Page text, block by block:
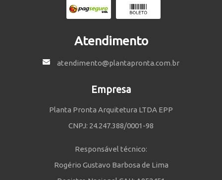
Atendimento
atendimento@plantapronta.com.br
Empresa
Planta Pronta Arquitetura LTDA EPP
CNPJ: 24.247.388/0001-98
Responsável técnico:
Rogério Gustavo Barbosa de Lima